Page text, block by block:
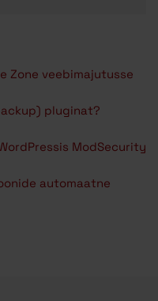
Zone veebimajutusse
pluginat?
ModSecurity
automaatne